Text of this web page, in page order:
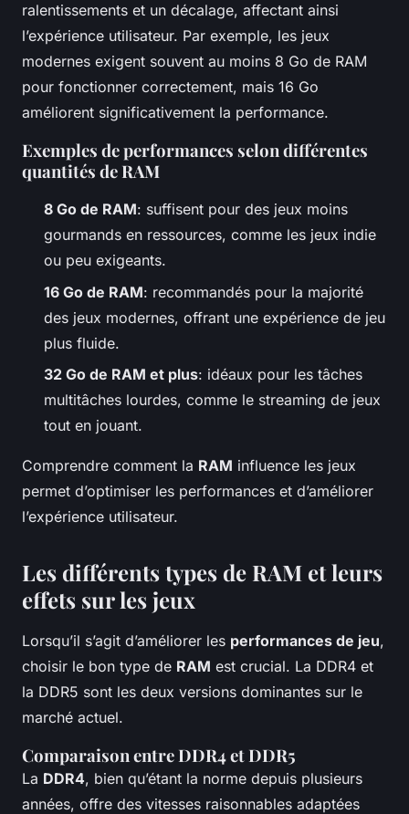
ralentissements et un décalage, affectant ainsi
l’expérience utilisateur. Par exemple, les jeux
modernes exigent souvent au moins 8 Go de RAM
pour fonctionner correctement, mais 16 Go
améliorent significativement la performance.
Exemples de performances selon différentes
quantités de RAM
8 Go de RAM: suffisent pour des jeux moins
gourmands en ressources, comme les jeux indie
ou peu exigeants.
16 Go de RAM: recommandés pour la majorité
des jeux modernes, offrant une expérience de jeu
plus fluide.
32 Go de RAM et plus: idéaux pour les tâches
multitâches lourdes, comme le streaming de jeux
tout en jouant.
Comprendre comment la RAM influence les jeux
permet d’optimiser les performances et d’améliorer
l’expérience utilisateur.
Les différents types de RAM et leurs
effets sur les jeux
Lorsqu’il s’agit d’améliorer les performances de jeu,
choisir le bon type de RAM est crucial. La DDR4 et
la DDR5 sont les deux versions dominantes sur le
marché actuel.
Comparaison entre DDR4 et DDR5
La DDR4, bien qu’étant la norme depuis plusieurs
années, offre des vitesses raisonnables adaptées